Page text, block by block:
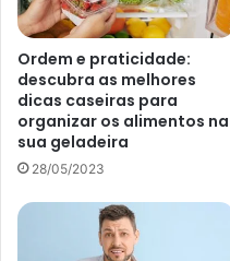
mas também evita que
sujeira da máquina.
Ordem e praticidade:
descubra as melhores
dicas caseiras para
organizar os alimentos na
sua geladeira
28/05/2023